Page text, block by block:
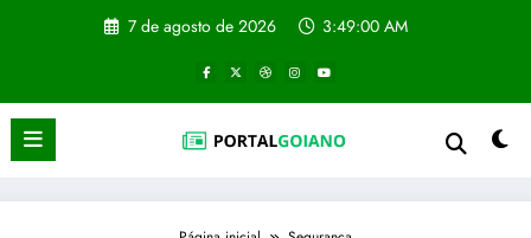
7 de agosto de 2026 3:49:01 AM